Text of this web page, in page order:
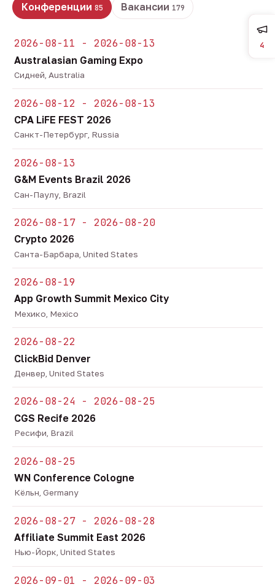
Конференции 85 Вакансии 179
2026-08-11 - 2026-08-13
Australasian Gaming Expo
Сидней, Australia
2026-08-12 - 2026-08-13
CPA LiFE FEST 2026
Санкт-Петербург, Russia
2026-08-13
G&M Events Brazil 2026
Сан-Паулу, Brazil
2026-08-17 - 2026-08-20
Crypto 2026
Санта-Барбара, United States
2026-08-19
App Growth Summit Mexico City
Мехико, Mexico
2026-08-22
ClickBid Denver
Денвер, United States
2026-08-24 - 2026-08-25
CGS Recife 2026
Ресифи, Brazil
2026-08-25
WN Conference Cologne
Кёльн, Germany
2026-08-27 - 2026-08-28
Affiliate Summit East 2026
Нью-Йорк, United States
2026-09-01 - 2026-09-03
4